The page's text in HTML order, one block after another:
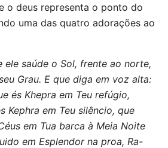
o deus representa o ponto do
uma das quatro adorações ao
ele saúde o Sol, frente ao norte,
Grau. E que diga em voz alta:
és Khepra em Teu refúgio,
Kephra em Teu silêncio, que
em Tua barca à Meia Noite
em Esplendor na proa, Ra-